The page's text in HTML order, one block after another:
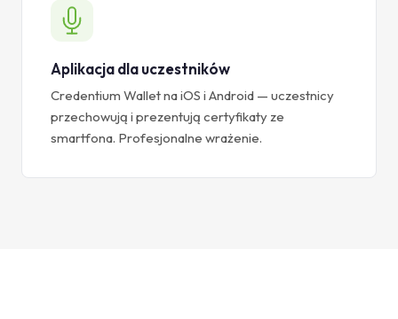
Aplikacja dla uczestników
Credentium Wallet na iOS i Android — uczestnicy
przechowują i prezentują certyfikaty ze
smartfona. Profesjonalne wrażenie.